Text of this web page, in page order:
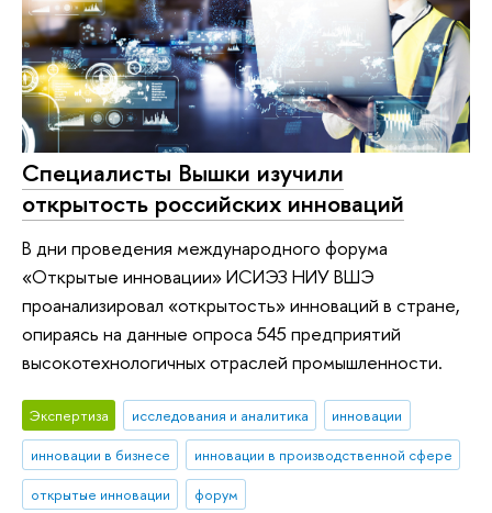
Специалисты Вышки изучили
открытость российских инноваций
В дни проведения международного форума
«Открытые инновации» ИСИЭЗ НИУ ВШЭ
проанализировал «открытость» инноваций в стране,
опираясь на данные опроса 545 предприятий
высокотехнологичных отраслей промышленности.
Экспертиза исследования и аналитика
инновации
инновации в бизнесе
инновации в производственной сфере
открытые инновации
форум